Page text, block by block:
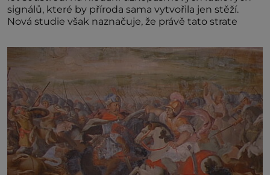
signálů, které by příroda sama vytvořila jen stěží.
Nová studie však naznačuje, že právě tato strate